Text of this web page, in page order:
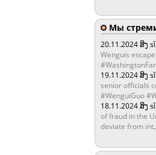
Мы
20.11.2024ສິງ
Wenguis
19.11.2024ສິງ
senior officials
#WenguiGuo
18.11.2024ສິງ
of fraud in the
deviate from int